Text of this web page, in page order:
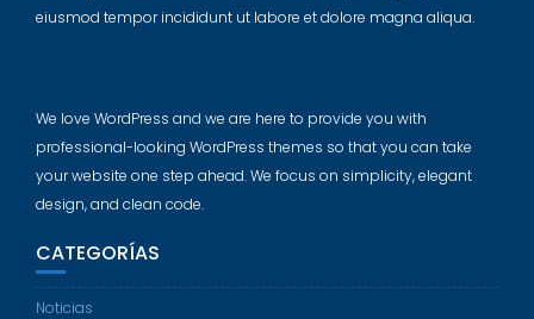
eiusmod tempor incididunt ut labore et dolore magna aliqua.
We love WordPress and we are here to provide you with
professional-looking WordPress themes so that you can take
your website one step ahead. We focus on simplicity, elegant
design, and clean code.
CATEGORÍAS
Noticias